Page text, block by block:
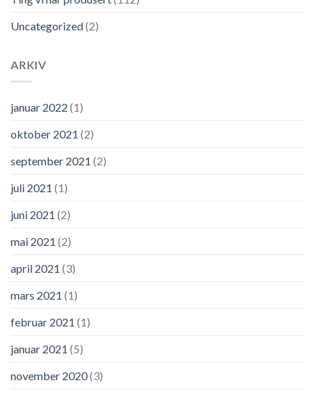
Uncategorized(2)
ARKIV
januar 2022 (1)
oktober 2021 (2)
september 2021 (2)
juli 2021 (1)
juni 2021 (2)
mai 2021 (2)
april 2021 (3)
mars 2021 (1)
februar 2021 (1)
januar 2021 (5)
november 2020(3)